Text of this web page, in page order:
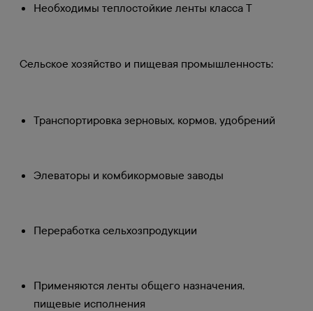
Необходимы теплостойкие ленты класса T
Сельское хозяйство и пищевая промышленность:
Транспортировка зерновых, кормов, удобрений
Элеваторы и комбикормовые заводы
Переработка сельхозпродукции
Применяются ленты общего назначения,
пищевые исполнения